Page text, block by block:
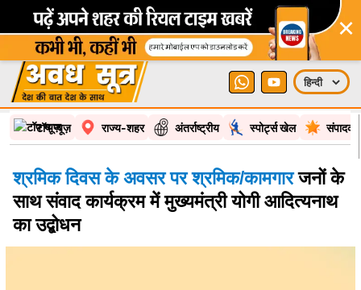
×
टॉप न्यूज़ राज्य-शहर अंतर्राष्ट्रीय स्पोर्ट्स खेल
श्रमिक दिवस के अवसर पर श्रमिक/कामगारजनों के
साथ संवाद कार्यक्रम में मुख्यमंत्री योगी आदित्यनाथ
का उद्बोधन